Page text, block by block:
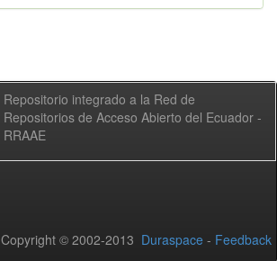
Repositorio integrado a la Red de
Repositorios de Acceso Abierto del Ecuador -
RRAAE
Copyright © 2002-2013 Duraspace - Feedback